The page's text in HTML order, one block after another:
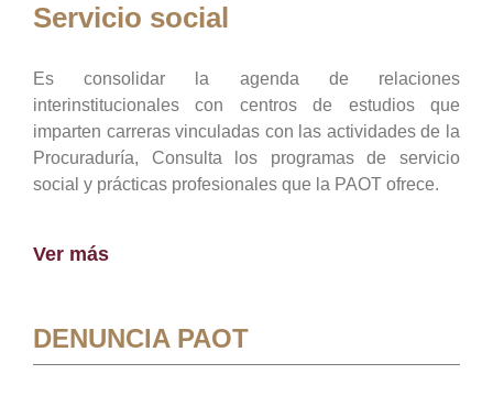
Servicio social
Es consolidar la agenda de relaciones
interinstitucionales con centros de estudios que
imparten carreras vinculadas con las actividades de la
Procuraduría, Consulta los programas de servicio
social y prácticas profesionales que la PAOT ofrece.
Ver más
DENUNCIA PAOT